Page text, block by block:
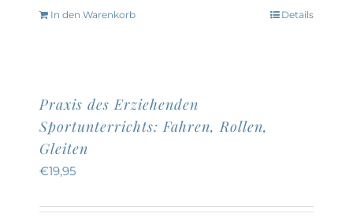
In den Warenkorb Details
Praxis des Erziehenden
Sportunterrichts: Fahren, Rollen,
Gleiten
€19,95